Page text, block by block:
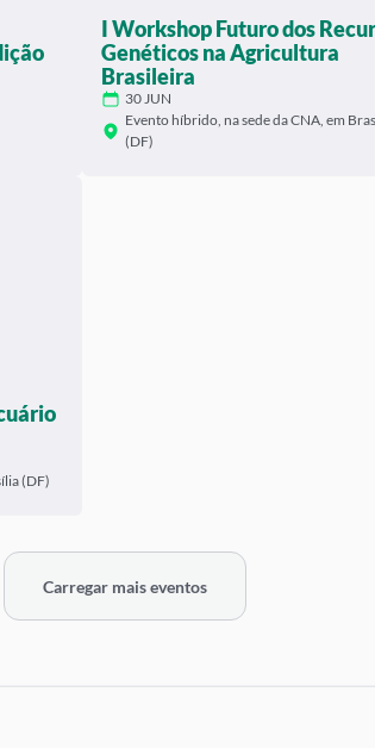
I Workshop Futuro dos
Genéticos na Agricultura
Brasileira
30 JUN
Evento híbrido, na sede da CNA, em
(DF)
(DF)
Carregar mais eventos